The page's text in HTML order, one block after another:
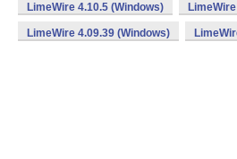
LimeWire 4.10.5 (Windows)
LimeWire 4.09.39 (Windows)